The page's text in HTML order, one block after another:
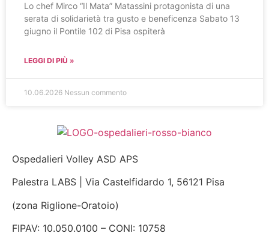
Lo chef Mirco “Il Mata” Matassini protagonista di una
serata di solidarietà tra gusto e beneficenza Sabato 13
giugno il Pontile 102 di Pisa ospiterà
LEGGI DI PIÙ »
10.06.2026 Nessun commento
Ospedalieri Volley ASD APS
Palestra LABS | Via Castelfidardo 1, 56121 Pisa
(zona Riglione-Oratoio)
FIPAV: 10.050.0100 – CONI: 10758